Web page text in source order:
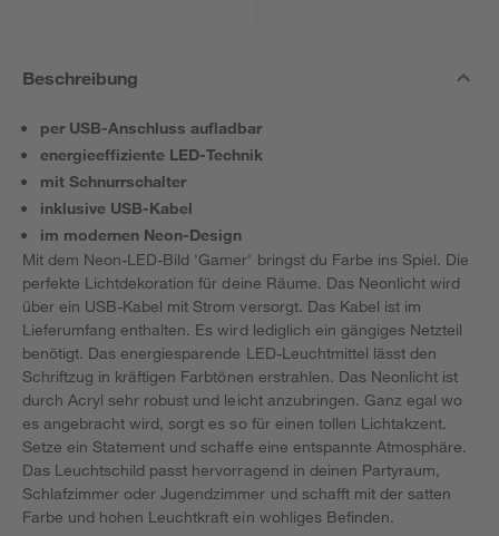
Beschreibung
per USB-Anschluss aufladbar
energieeffiziente LED-Technik
mit Schnurrschalter
inklusive USB-Kabel
im modernen Neon-Design
Mit dem Neon-LED-Bild 'Gamer' bringst du Farbe ins Spiel. Die
perfekte Lichtdekoration für deine Räume. Das Neonlicht wird
über ein USB-Kabel mit Strom versorgt. Das Kabel ist im
Lieferumfang enthalten. Es wird lediglich ein gängiges Netzteil
benötigt. Das energiesparende LED-Leuchtmittel lässt den
Schriftzug in kräftigen Farbtönen erstrahlen. Das Neonlicht ist
durch Acryl sehr robust und leicht anzubringen. Ganz egal wo
es angebracht wird, sorgt es so für einen tollen Lichtakzent.
Setze ein Statement und schaffe eine entspannte Atmosphäre.
Das Leuchtschild passt hervorragend in deinen Partyraum,
Schlafzimmer oder Jugendzimmer und schafft mit der satten
Farbe und hohen Leuchtkraft ein wohliges Befinden.